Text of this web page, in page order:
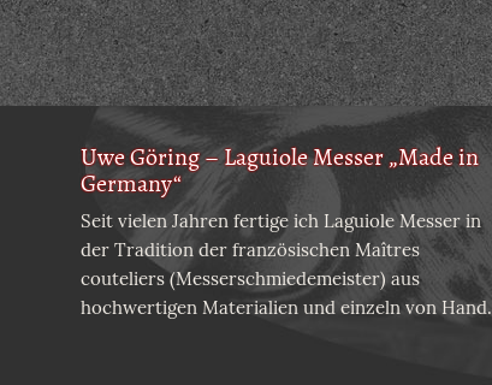
Uwe Göring – Laguiole Messer „Made in
Germany“
Seit vielen Jahren fertige ich Laguiole Messer in
der Tradition der französischen Maîtres
couteliers (Messerschmiedemeister) aus
hochwertigen Materialien und einzeln von Hand.